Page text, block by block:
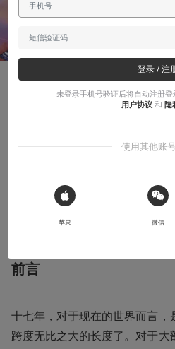
“为了战胜自己的灵魂旅程”！
本文系用户投稿，不代表机核网观点
前言
十七年，对于现在的世界而言
跨度无比之大的长度了。对于
登录 / 注
未登录手机号验证后将自动注册
用户协议 和 隐
使用其他账
 Sign in with Apple
苹果 微信